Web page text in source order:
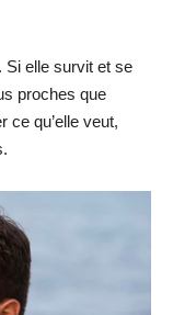
Si elle survit et se
proches que
ce qu’elle veut,